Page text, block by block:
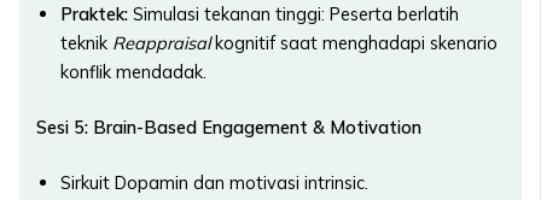
Praktek: Simulasi tekanan tinggi: Peserta berlatih
teknik Reappraisalkognitif saat menghadapi skenario
konflik mendadak.
Sesi 5: Brain-Based Engagement & Motivation
Sirkuit Dopamin dan motivasi intrinsic.